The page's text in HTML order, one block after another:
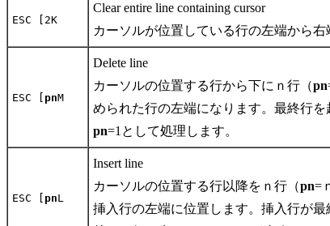
ESC [2K
Clear entire line containing cursor
カーソルが位置している行の左端から
ESC [ pnM
Delete line
カーソルの位置する行から下にｎ行（pn
められた行の左端になります。最終行を
pn=1として処理します。
ESC [ pnL
Insert line
カーソルの位置する行以降をｎ行（pn=
挿入行の左端に位置します。挿入行が